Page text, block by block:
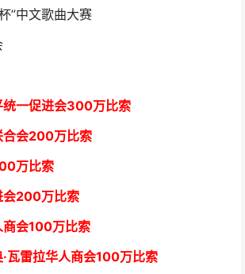
”中文歌曲大赛
统一促进会300万比索
合会200万比索
万比索
会200万比索
会100万比索
瓦雷拉华人商会100万比索